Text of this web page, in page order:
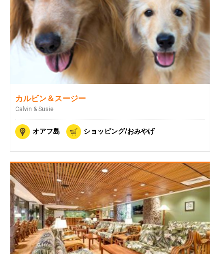
カルビン＆スージー
Calvin & Susie
オアフ島 ショッピング/おみやげ